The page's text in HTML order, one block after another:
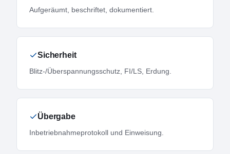
Aufgeräumt, beschriftet, dokumentiert.
Sicherheit
Blitz-/Überspannungsschutz, FI/LS, Erdung.
Übergabe
Inbetriebnahmeprotokoll und Einweisung.